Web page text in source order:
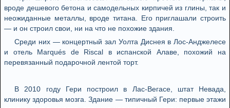
вроде дешевого бетона и самодельных кирпичей из глины, так и
неожиданные металлы, вроде титана. Его приглашали строить
— и он строил свои, ни на что не похожие здания.
Среди них — концертный зал Уолта Диснея в Лос-Анджелесе
и отель Marqués de Riscal в испанской Алаве, похожий на
перевязанный подарочной лентой торт.
В 2010 году Гери построил в Лас-Вегасе, штат Невада,
клинику здоровья мозга. Здание — типичный Гери: первые этажи